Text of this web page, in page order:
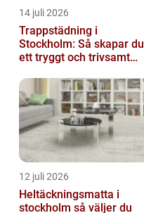
14 juli 2026
Trappstädning i
Stockholm: Så skapar du
ett tryggt och trivsamt
12 juli 2026
Heltäckningsmatta i
stockholm så väljer du